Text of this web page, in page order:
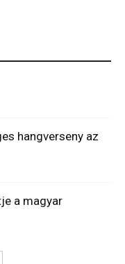
hangverseny az
a magyar